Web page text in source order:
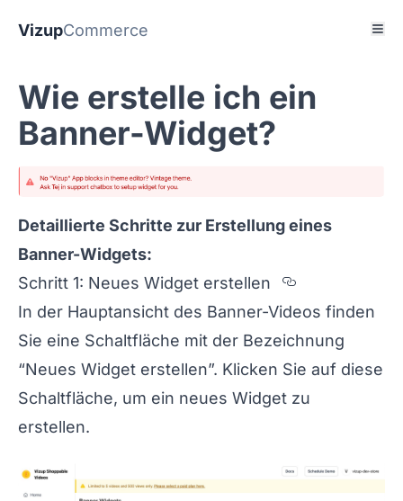
VizupCommerce
Wie erstelle ich ein
Banner-Widget?
Detaillierte Schritte zur Erstellung eines
Banner-Widgets:
Schritt 1: Neues Widget erstellen
Section titled
In der Hauptansicht des Banner-Videos finden
Sie eine Schaltfläche mit der Bezeichnung
“Neues Widget erstellen”. Klicken Sie auf diese
Schaltfläche, um ein neues Widget zu
erstellen.